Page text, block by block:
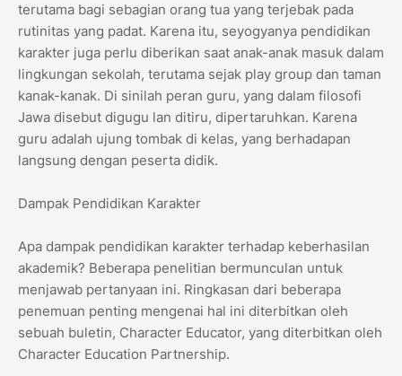
terutama bagi sebagian orang tua yang terjebak pada
rutinitas yang padat. Karena itu, seyogyanya pendidikan
karakter juga perlu diberikan saat anak-anak masuk dalam
lingkungan sekolah, terutama sejak play group dan taman
kanak-kanak. Di sinilah peran guru, yang dalam filosofi
Jawa disebut digugu lan ditiru, dipertaruhkan. Karena
guru adalah ujung tombak di kelas, yang berhadapan
langsung dengan peserta didik.
Dampak Pendidikan Karakter
Apa dampak pendidikan karakter terhadap keberhasilan
akademik? Beberapa penelitian bermunculan untuk
menjawab pertanyaan ini. Ringkasan dari beberapa
penemuan penting mengenai hal ini diterbitkan oleh
sebuah buletin, Character Educator, yang diterbitkan oleh
Character Education Partnership.